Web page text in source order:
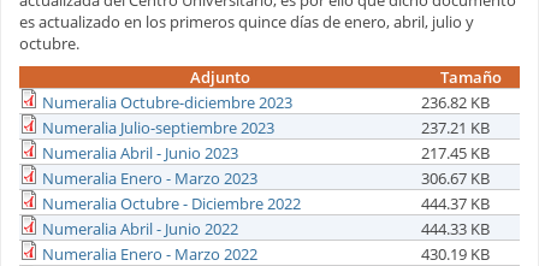
es actualizado en los primeros quince días de enero, abril, julio y
octubre.
Adjunto
Tamaño
Numeralia Octubre-diciembre 2023
236.82 KB
Numeralia Julio-septiembre 2023
237.21 KB
Numeralia Abril - Junio 2023
217.45 KB
Numeralia Enero - Marzo 2023
306.67 KB
Numeralia Octubre - Diciembre 2022
444.37 KB
Numeralia Abril - Junio 2022
444.33 KB
Numeralia Enero - Marzo 2022
430.19 KB